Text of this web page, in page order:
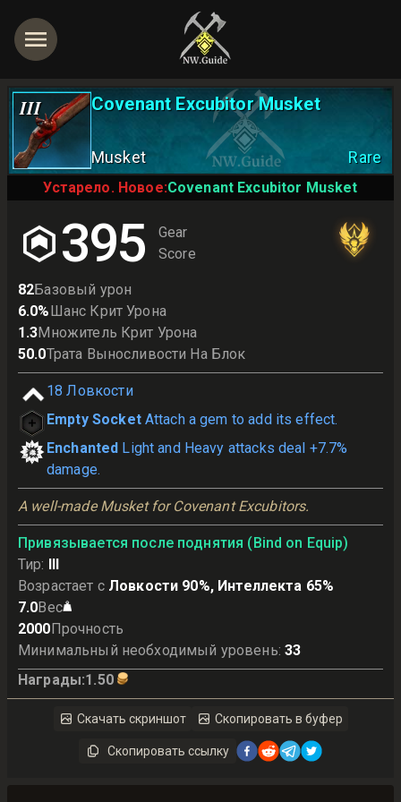
III Covenant Excubitor Musket
Musket Rare
Устарело. Новое:Covenant Excubitor Musket
395
Gear
Score
82Базовый урон
6.0%Шанс Крит Урона
1.3Множитель Крит Урона
50.0Трата Выносливости На Блок
18 Ловкости
Empty Socket Attach a gem to add its effect.
Enchanted Light and Heavy attacks deal +7.7%
damage.
A well-made Musket for Covenant Excubitors.
Привязывается после поднятия (Bind on Equip)
Тир: III
Возрастает с Ловкости 90%, Интеллекта 65%
7.0Вес
2000Прочность
Минимальный необходимый уровень: 33
Награды:1.50
Скачать скриншот Скопировать в буфер
Скопировать ссылку